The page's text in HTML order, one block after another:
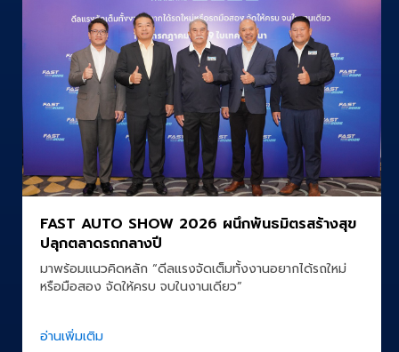
FAST AUTO SHOW 2026 ผนึกพันธมิตรสร้างสุข
ปลุกตลาดรถกลางปี
มาพร้อมแนวคิดหลัก “ดีลแรงจัดเต็มทั้งงานอยากได้รถใหม่
หรือมือสอง จัดให้ครบ จบในงานเดียว”
อ่านเพิ่มเติม